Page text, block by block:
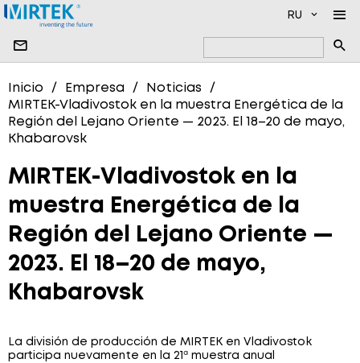
RU
NOTICIAS
NUESTROS SOCIOS
PRODUCTO
SOFTWARE
DISPOSITIVOS DE MEDICIÓN DE ALTO VOLTAJE
MEDIDORES DE ENERGÍA ELÉCTRICA
MEDIDORES DE ENERGÍA ELÉCTRICA TRIFÁSICOS
MEDIDORES DE AGUA
MEDIDORES DE GAS
PRODUCCIÓN
CONTACTOS
Inicio Empresa
Noticias
MIRTEK-Vladivostok en la muestra Energética de la
Región del Lejano Oriente — 2023. El 18–20 de mayo,
Khabarovsk
MIRTEK-Vladivostok en la
muestra Energética de la
Región del Lejano Oriente —
2023. El 18–20 de mayo,
Khabarovsk
La división de producción de MIRTEK en Vladivostok
participa nuevamente en la 21ª muestra anual